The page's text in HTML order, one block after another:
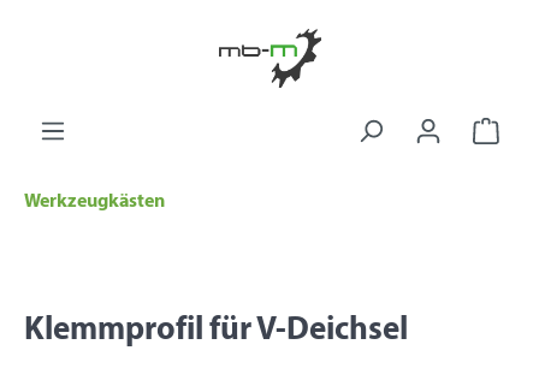
Werkzeugkästen
Klemmprofil für V-Deichsel